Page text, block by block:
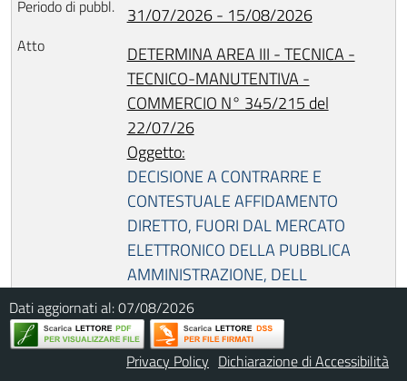
31/07/2026 - 15/08/2026
DETERMINA AREA III - TECNICA -
TECNICO-MANUTENTIVA -
COMMERCIO N° 345/215 del
22/07/26
Oggetto:
DECISIONE A CONTRARRE E
CONTESTUALE AFFIDAMENTO
DIRETTO, FUORI DAL MERCATO
ELETTRONICO DELLA PUBBLICA
AMMINISTRAZIONE, DELL
INTERVENTO DI MANUTENZIONE
STRAORDINARIA E REVISIONE
PERIODICA DELL AUTOMEZZO
COMUNALE FIAT GRANDE PUNTO,
Dati aggiornati al:07/08/2026
Dichiarazione di Accessibilità
Privacy Policy